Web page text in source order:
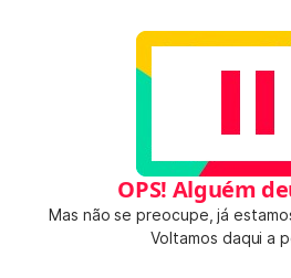
OPS! Alguém
Mas não se preocupe, já
Voltamos daqui a